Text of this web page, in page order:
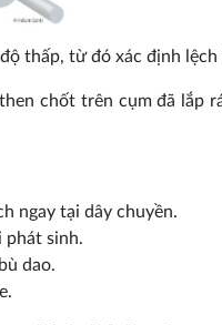
thấp, từ đó xác định lệch
chốt trên cụm đã lắp
ngay tại dây chuyền.
phát sinh.
dao.